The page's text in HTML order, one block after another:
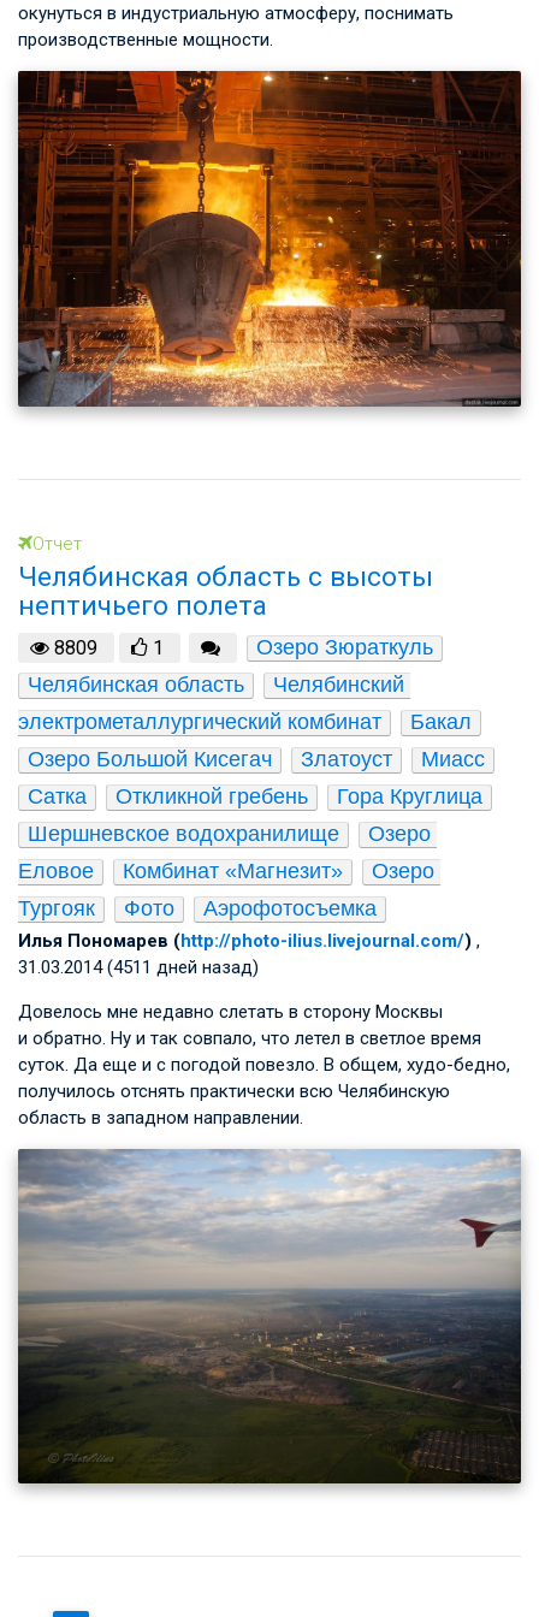
окунуться в индустриальную атмосферу, поснимать
производственные мощности.
Отчет
Челябинская область с высоты
нептичьего полета
8809 1
Озеро Зюраткуль
Челябинская область
Челябинский
электрометаллургический комбинат
Бакал
Озеро Большой Кисегач
Златоуст
Миасс
Сатка
Откликной гребень
Гора Круглица
Шершневское водохранилище
Озеро
Еловое
Комбинат «Магнезит»
Озеро
Тургояк
Фото Аэрофотосъемка
Илья Пономарев (http://photo-ilius.livejournal.com/) ,
31.03.2014 (4511 дней назад)
Довелось мне недавно слетать в сторону Москвы
и обратно. Ну и так совпало, что летел в светлое время
суток. Да еще и с погодой повезло. В общем, худо-бедно,
получилось отснять практически всю Челябинскую
область в западном направлении.